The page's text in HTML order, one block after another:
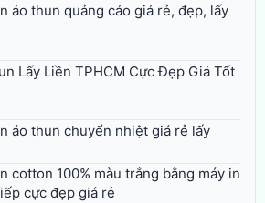
áo thun quảng cáo giá rẻ, đẹp, lấy
Lấy Liền TPHCM Cực Đẹp Giá Tốt
áo thun chuyển nhiệt giá rẻ lấy
cotton 100% màu trắng bằng máy in
cực đẹp giá rẻ